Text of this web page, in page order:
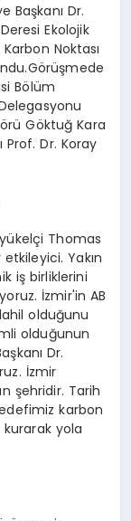
Başkanı Dr.
Ekolojik
Noktası
Bölüm
Göktuğ Kara
Prof. Dr. Koray
Thomas
Yakın
iş birliklerini
İzmir'in AB
olduğunu
olduğunun
Dr.
İzmir
şehridir. Tarih
karbon
kurarak yola